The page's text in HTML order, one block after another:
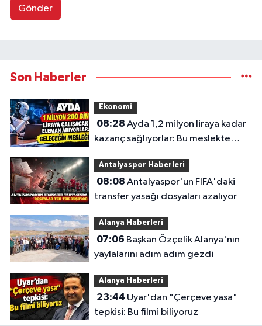
Gönder
Son Haberler
Ekonomi
08:28
kazanç sağlıyorlar: Bu meslekte
eleman açığı büyüyor
Antalyaspor Haberleri
08:08
transfer yasağı dosyaları azalıyor
Alanya Haberleri
07:06
yaylalarını adım adım gezdi
Alanya Haberleri
23:44
tepkisi: Bu filmi biliyoruz